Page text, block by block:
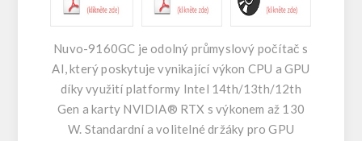
Nuvo-9160GC je odolný průmyslový počítač s
AI, který poskytuje vynikající výkon CPU a GPU
díky využití platformy Intel 14th/13th/12th
Gen a karty NVIDIA® RTX s výkonem až 130
W. Standardní a volitelné držáky pro GPU